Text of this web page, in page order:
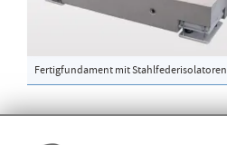
Fertigfundament mit Stahl­federisolatoren